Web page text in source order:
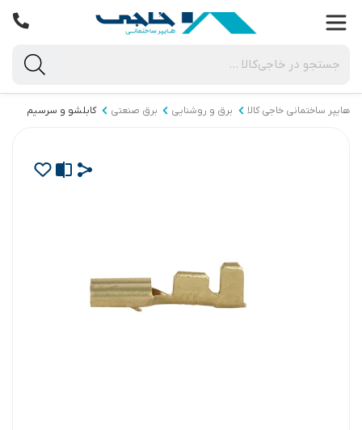
هایپر ساختمانی خاجی‌ کالا برق و روشنایی برق صنعتی کابلشو و سرسیم